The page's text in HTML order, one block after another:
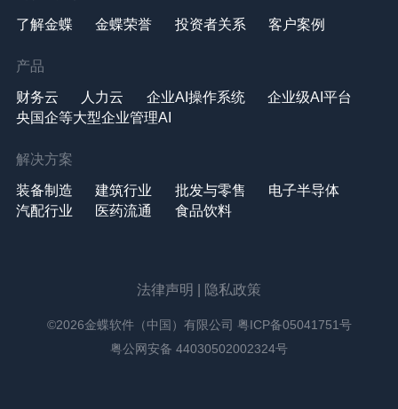
了解金蝶 金蝶荣誉 投资者关系 客户案例
产品
财务云 人力云 企业AI操作系统
企业级AI平台
央国企等大型企业管理AI
解决方案
装备制造 建筑行业 批发与零售
电子半导体
汽配行业
医药流通 食品饮料
法律声明 隐私政策
©2026金蝶软件（中国）有限公司 粤ICP备05041751号
粤公网安备 44030502002324号